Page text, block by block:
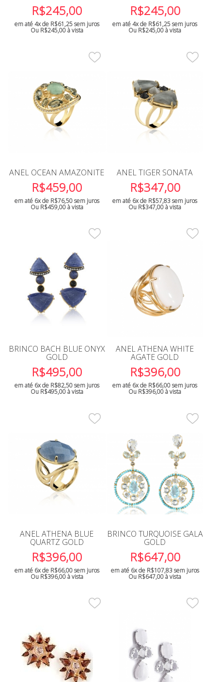
R$245,00
em até 4x de R$61,25sem juros
Ou R$245,00à vista
R$245,00
em até 4x de R$61,25sem juros
Ou R$245,00à vista
ANEL OCEAN AMAZONITE
R$459,00
em até 6x de R$76,50sem juros
Ou R$459,00à vista
ANEL TIGER SONATA
R$347,00
em até 6x de R$57,83sem juros
Ou R$347,00à vista
BRINCO BACH BLUE ONYX
GOLD
R$495,00
em até 6x de R$82,50sem juros
Ou R$495,00à vista
ANEL ATHENA WHITE
AGATE GOLD
R$396,00
em até 6x de R$66,00sem juros
Ou R$396,00à vista
ANEL ATHENA BLUE
QUARTZ GOLD
R$396,00
em até 6x de R$66,00sem juros
Ou R$396,00à vista
BRINCO TURQUOISE GALA
GOLD
R$647,00
em até 6x de R$107,83sem juros
Ou R$647,00à vista